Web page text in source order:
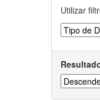
Utilizar